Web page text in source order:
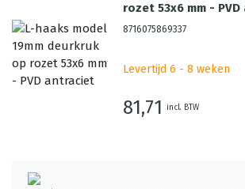
rozet 53x6 mm -
8716075869337
Levertijd 6 - 8 weken
81,71 incl. BTW